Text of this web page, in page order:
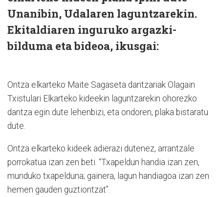
Unanibin, Udalaren laguntzarekin.
Ekitaldiaren inguruko argazki-
bilduma eta bideoa, ikusgai:
Ontza elkarteko Maite Sagaseta dantzariak Olagain
Txistulari Elkarteko kideekin laguntzarekin ohorezko
dantza egin dute lehenbizi, eta ondoren, plaka bistaratu
dute.
Ontza elkarteko kideek adierazi dutenez, arrantzale
porrokatua izan zen beti. “Txapeldun handia izan zen,
munduko txapelduna; gainera, lagun handiagoa izan zen
hemen gauden guztiontzat”.